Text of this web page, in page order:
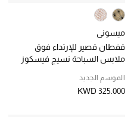
ميسوني
قفطان قصير للإرتداء فوق
ملابس السباحة نسيج فيسكوز
الموسم الجديد
KWD 325.000